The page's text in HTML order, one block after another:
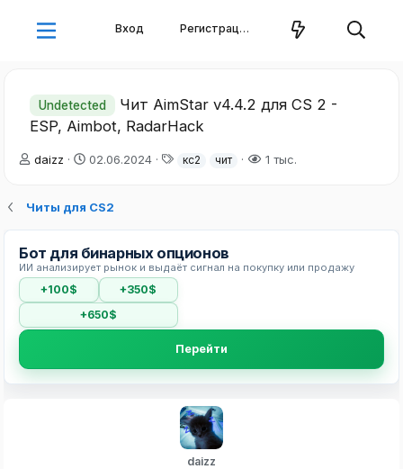
Вход Регистрация
Undetected
Чит AimStar v4.4.2 для CS 2 -
ESP, Aimbot, RadarHack
А
о
е
м
ы
daizz
Д
а
ч
а
а
02.06.2024
Ткс2 чит 1 тыс.
Читы для CS2
Бот для бинарных опционов
ИИ анализирует рынок и выдаёт сигнал на покупку или продажу
+100$
+350$
+650$
Перейти
daizz